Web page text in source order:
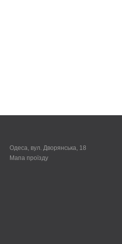
Одеса, вул. Дворянська, 18
Мапа проїзду